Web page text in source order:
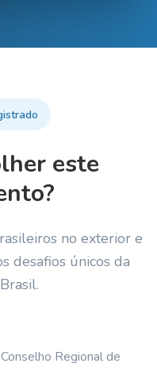
este
no exterior e
desafios únicos da
Regional de